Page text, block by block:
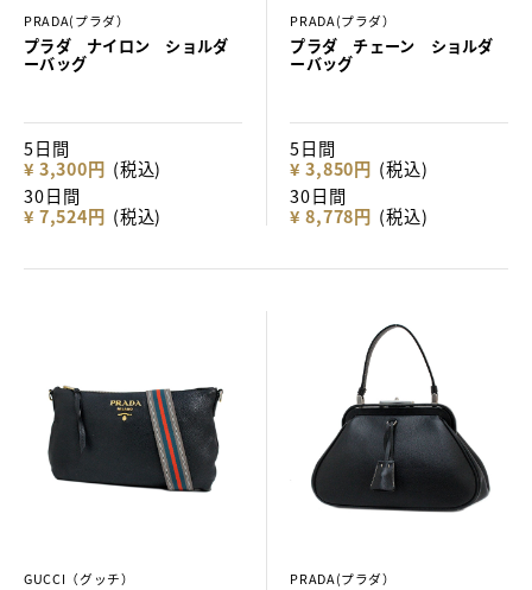
PRADA(プラダ）
プラダ ナイロン ショルダ
ーバッグ
5日間
¥ 3,300円 (税込)
30日間
¥ 7,524円 (税込)
PRADA(プラダ）
プラダ チェーン ショルダ
ーバッグ
5日間
¥ 3,850円 (税込)
30日間
¥ 8,778円 (税込)
GUCCI（グッチ） PRADA(プラダ）